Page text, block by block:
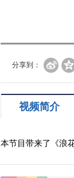
分享到：
视频简介
本节目带来了《浪